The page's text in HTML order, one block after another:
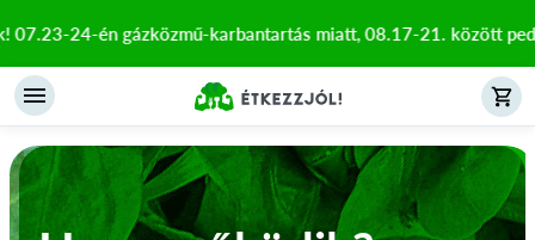
24-én gázközmű-karbantartás miatt, 08.17-21. között pedig